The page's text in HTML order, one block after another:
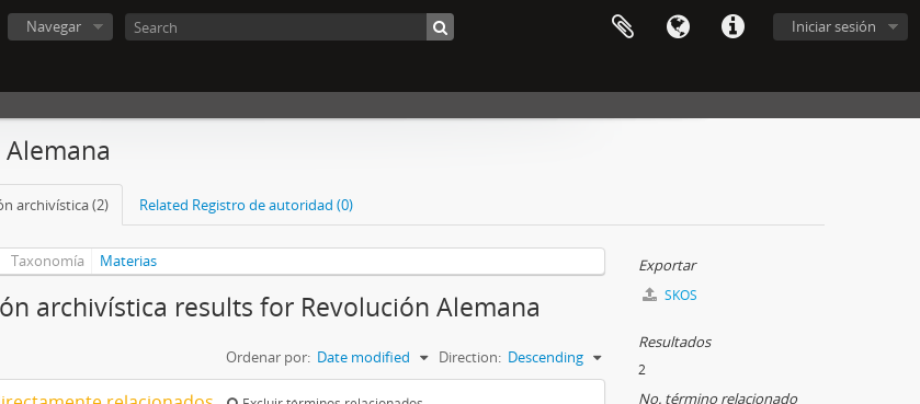
Iniciar sesión
Navegar
archivística (2) Related Registro de autoridad (0)
Taxonomía Materias
archivística results for Revolución Alemana
Ordenar por: Date modified Direction: Descending
Exportar
SKOS
Resultados
2
No. término relacionado